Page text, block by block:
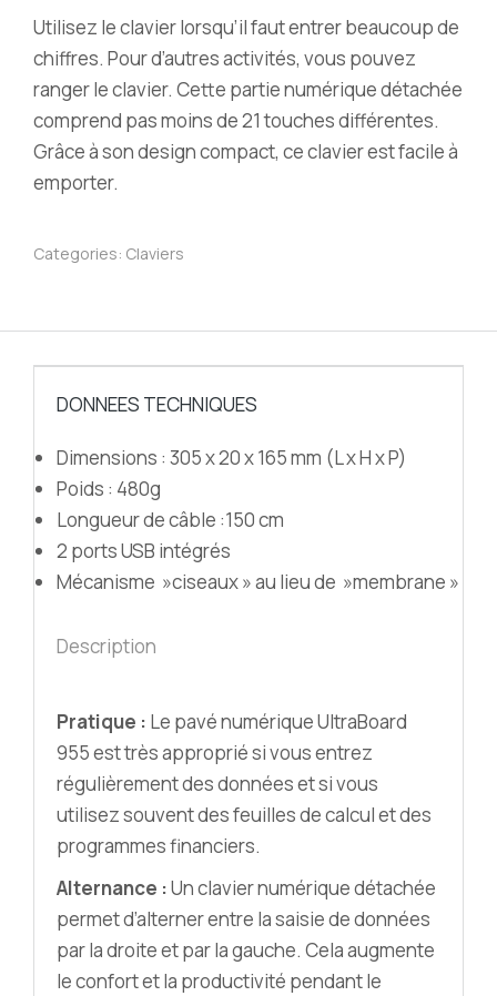
Utilisez le clavier lorsqu’il faut entrer beaucoup de
chiffres. Pour d’autres activités, vous pouvez
ranger le clavier. Cette partie numérique détachée
comprend pas moins de 21 touches différentes.
Grâce à son design compact, ce clavier est facile à
emporter.
Categories: Claviers
DONNEES TECHNIQUES
Dimensions : 305 x 20 x 165 mm (L x H x P)
Poids : 480g
Longueur de câble :150 cm
2 ports USB intégrés
Mécanisme »ciseaux » au lieu de »membrane »
Description
Pratique : Le pavé numérique UltraBoard
955 est très approprié si vous entrez
régulièrement des données et si vous
utilisez souvent des feuilles de calcul et des
programmes financiers.
Alternance :Un clavier numérique détachée
permet d’alterner entre la saisie de données
par la droite et par la gauche. Cela augmente
le confort et la productivité pendant le